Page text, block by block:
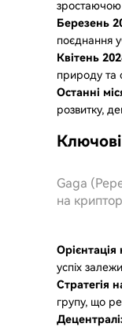
зростаючою
Березень
поєднання
Квітень
природу та
Останні
розвитку,
Gaga
на
Орієнтація
успіх
Стратегія
групу, що